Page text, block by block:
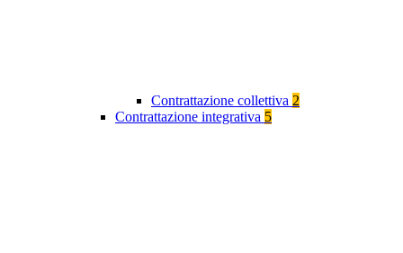
Contrattazione collettiva 2
Contrattazione integrativa 5